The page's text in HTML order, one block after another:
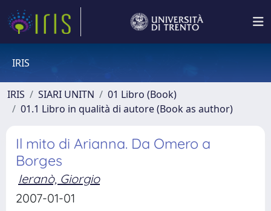
IRIS
IRIS SIARI UNITN
01 Libro (Book)
01.1 Libro in qualità di autore (Book as author)
Il mito di Arianna. Da Omero a
Borges
Ieranò, Giorgio
2007-01-01